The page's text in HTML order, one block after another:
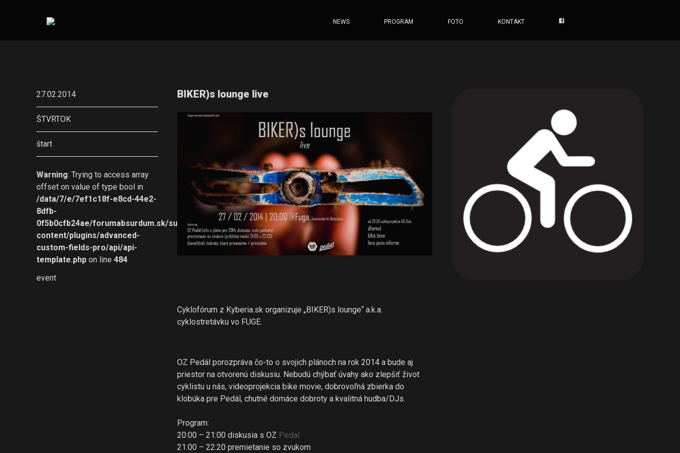
NEWS PROGRAM FOTO KONTAKT
27.02.2014
ŠTVRTOK
štart
Warning: Trying to access array
offset on value of type bool in
/data/7/e/7ef1c18f-e8cd-44e2-
8dfb-
0f5b0cfb24ae/forumabsurdum.sk/sub/fuga/wp-
content/plugins/advanced-
custom-fields-pro/api/api-
template.php on line 484
event
BIKER)s lounge live
Cyklofórum z Kyberia.sk organizuje „BIKER)s lounge“ a.k.a.
cyklostretávku vo FUGE.
OZ Pedál porozpráva čo-to o svojich plánoch na rok 2014 a bude aj
priestor na otvorenú diskusiu. Nebudú chýbať úvahy ako zlepšiť život
cyklistu u nás, videoprojekcia bike movie, dobrovoľná zbierka do
klobúka pre Pedál, chutné domáce dobroty a kvalitná hudba/DJs.
Program:
20:00 – 21:00 diskusia s OZ Pedal
21:00 – 22:20 premietanie so zvukom